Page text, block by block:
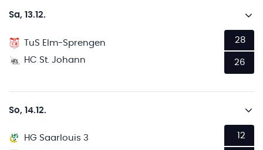
Sa, 13.12.
TuS Elm-Sprengen
HC St. Johann
28
26
So, 14.12.
HG Saarlouis 3
12